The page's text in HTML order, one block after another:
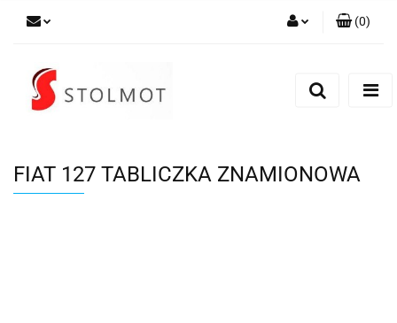
(0)
FIAT 127 TABLICZKA ZNAMIONOWA